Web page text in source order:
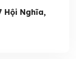
Hội Nghĩa,